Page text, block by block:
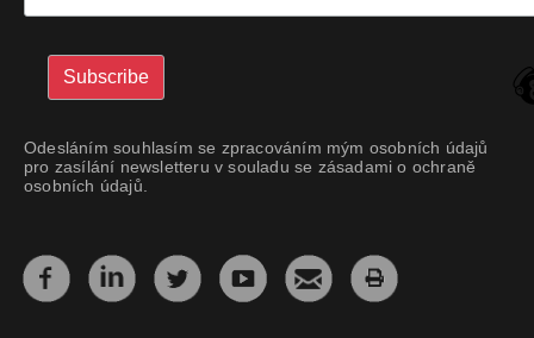
Odesláním souhlasím se zpracováním mým osobních údajů
pro zasílání newsletteru v souladu se zásadami o ochraně
osobních údajů.